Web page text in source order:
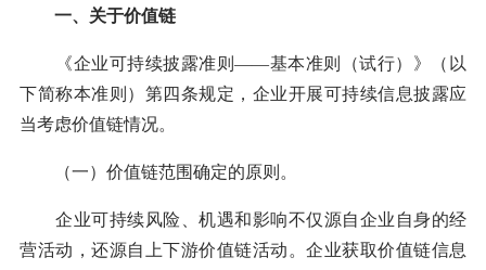
一、关于价值链
《企业可持续披露准则——基本准则（试行）》（以
下简称本准则）第四条规定，企业开展可持续信息披露应
当考虑价值链情况。
（一）价值链范围确定的原则。
企业可持续风险、机遇和影响不仅源自企业自身的经
营活动，还源自上下游价值链活动。企业获取价值链信息